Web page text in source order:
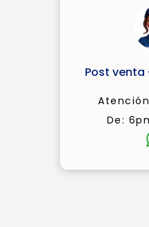
Post venta
De: